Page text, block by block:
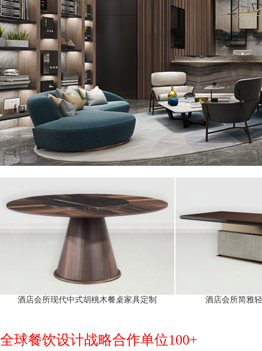
酒店会所现代中式胡桃木餐桌家具定制 酒店会所简雅
全球餐饮设计战略合作单位100+